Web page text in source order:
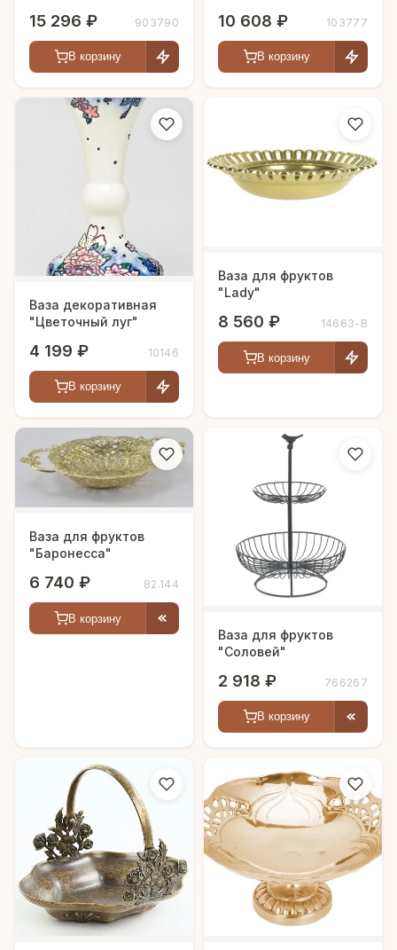
15 296 ₽ 903790
В корзину
10 608 ₽ 103777
В корзину
Ваза декоративная
"Цветочный луг"
4 199 ₽ 10146
В корзину
Ваза для фруктов
"Lady"
8 560 ₽ 14663-В
В корзину
Ваза для фруктов
"Баронесса"
6 740 ₽ 82.144
В корзину
Ваза для фруктов
"Соловей"
2 918 ₽ 766267
В корзину